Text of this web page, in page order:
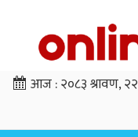
आज :२०८३ श्रावण, २२